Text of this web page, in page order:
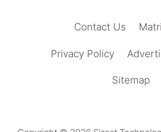
Contact Us
Privacy Policy
Sitemap